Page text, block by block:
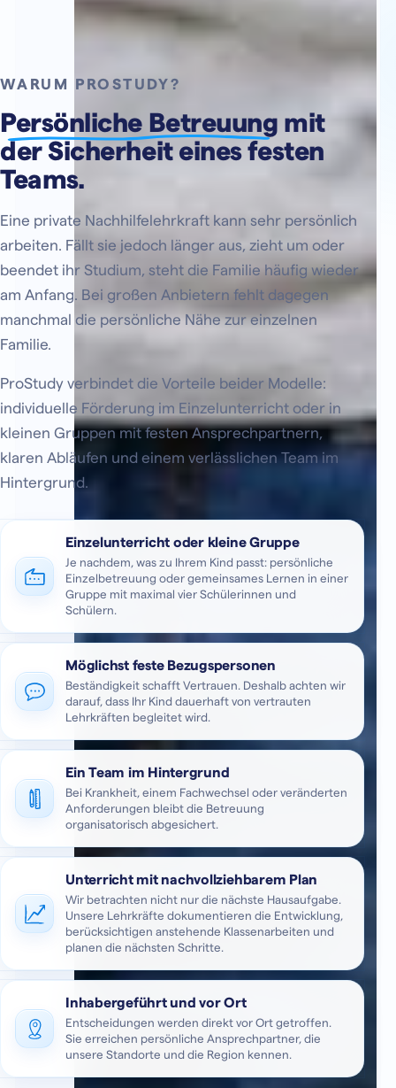
WARUM PROSTUDY?
Persönliche Betreuung mit
der Sicherheit eines festen
Teams.
Eine private Nachhilfelehrkraft kann sehr persönlich
arbeiten. Fällt sie jedoch länger aus, zieht um oder
beendet ihr Studium, steht die Familie häufig wieder
am Anfang. Bei großen Anbietern fehlt dagegen
manchmal die persönliche Nähe zur einzelnen
Familie.
ProStudy verbindet die Vorteile beider Modelle:
individuelle Förderung im Einzelunterricht oder in
kleinen Gruppen mit festen Ansprechpartnern,
klaren Abläufen und einem verlässlichen Team im
Hintergrund.
Einzelunterricht oder kleine Gruppe
Je nachdem, was zu Ihrem Kind passt: persönliche
Einzelbetreuung oder gemeinsames Lernen in einer
Gruppe mit maximal vier Schülerinnen und
Schülern.
Möglichst feste Bezugspersonen
Beständigkeit schafft Vertrauen. Deshalb achten wir
darauf, dass Ihr Kind dauerhaft von vertrauten
Lehrkräften begleitet wird.
Ein Team im Hintergrund
Bei Krankheit, einem Fachwechsel oder veränderten
Anforderungen bleibt die Betreuung
organisatorisch abgesichert.
Unterricht mit nachvollziehbarem Plan
Wir betrachten nicht nur die nächste Hausaufgabe.
Unsere Lehrkräfte dokumentieren die Entwicklung,
berücksichtigen anstehende Klassenarbeiten und
planen die nächsten Schritte.
Inhabergeführt und vor Ort
Entscheidungen werden direkt vor Ort getroffen.
Sie erreichen persönliche Ansprechpartner, die
unsere Standorte und die Region kennen.